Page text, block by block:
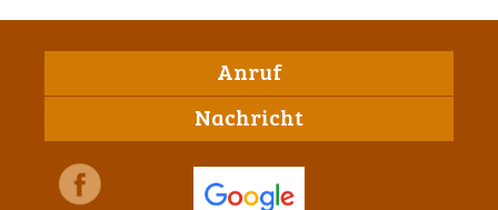
Anruf
Nachricht